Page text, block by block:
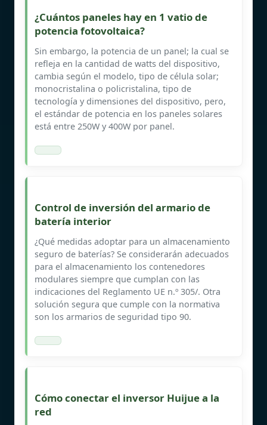
¿Cuántos paneles hay en 1 vatio de
potencia fotovoltaica?
Sin embargo, la potencia de un panel; la cual se
refleja en la cantidad de watts del dispositivo,
cambia según el modelo, tipo de célula solar;
monocristalina o policristalina, tipo de
tecnología y dimensiones del dispositivo, pero,
el estándar de potencia en los paneles solares
está entre 250W y 400W por panel.
Control de inversión del armario de
batería interior
¿Qué medidas adoptar para un almacenamiento
seguro de baterías? Se considerarán adecuados
para el almacenamiento los contenedores
modulares siempre que cumplan con las
indicaciones del Reglamento UE n.º 305/. Otra
solución segura que cumple con la normativa
son los armarios de seguridad tipo 90.
Cómo conectar el inversor Huijue a la
red